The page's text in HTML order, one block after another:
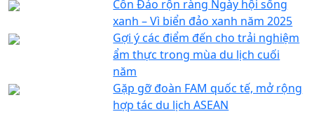
Côn Đảo rộn ràng Ngày hội sống
xanh – Vì biển đảo xanh năm 2025
Gợi ý các điểm đến cho trải nghiệm
ẩm thực trong mùa du lịch cuối
năm
Gặp gỡ đoàn FAM quốc tế, mở rộng
hợp tác du lịch ASEAN